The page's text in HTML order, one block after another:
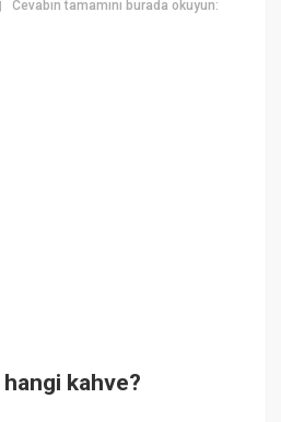
Cevabın tamamını burada okuyun:
hangi kahve?